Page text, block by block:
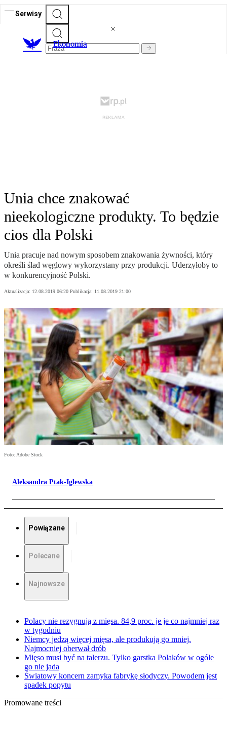
Serwisy
Ekonomia
Unia chce znakować
nieekologiczne produkty. To będzie
cios dla Polski
Unia pracuje nad nowym sposobem znakowania żywności, który
określi ślad węglowy wykorzystany przy produkcji. Uderzyłoby to
w konkurencyjność Polski.
Aktualizacja: 12.08.2019 06:20 Publikacja: 11.08.2019 21:00
Foto: Adobe Stock
Aleksandra Ptak-Iglewska
Powiązane
Polecane
Najnowsze
Polacy nie rezygnują z mięsa. 84,9 proc. je je co najmniej raz
w tygodniu
Niemcy jedzą więcej mięsa, ale produkują go mniej.
Najmocniej oberwał drób
Mięso musi być na talerzu. Tylko garstka Polaków w ogóle
go nie jada
Światowy koncern zamyka fabrykę słodyczy. Powodem jest
spadek popytu
Promowane treści